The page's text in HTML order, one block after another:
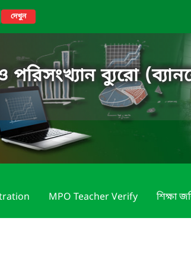
দেখুন
পরিসংখ্যান ব্যুরো
MPO Teacher Verify শিক্ষা